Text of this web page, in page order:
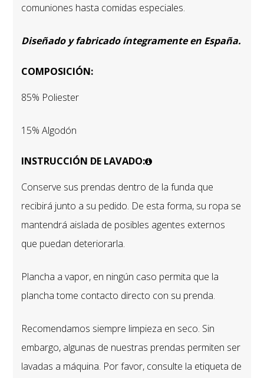
comuniones hasta comidas especiales.
Diseñado y fabricado íntegramente en España.
COMPOSICIÓN:
85% Poliester
15% Algodón
INSTRUCCIÓN DE LAVADO:
Conserve sus prendas dentro de la funda que
recibirá junto a su pedido. De esta forma, su ropa se
mantendrá aislada de posibles agentes externos
que puedan deteriorarla.
Plancha a vapor, en ningún caso permita que la
plancha tome contacto directo con su prenda.
Recomendamos siempre limpieza en seco. Sin
embargo, algunas de nuestras prendas permiten ser
lavadas a máquina. Por favor, consulte la etiqueta de